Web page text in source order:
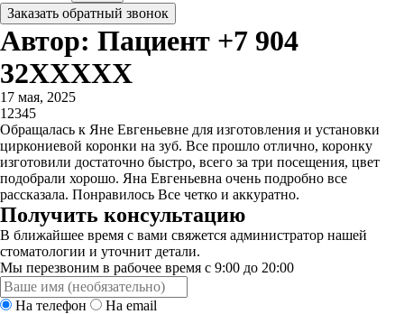
Заказать обратный звонок
Автор: Пациент +7 904
32XXXXX
17 мая, 2025
1 2345
Обращалась к Яне Евгеньевне для изготовления и установки
циркониевой коронки​ на зуб. Все прошло отлично, коронку
изготовили достаточно быстро, всего за три посещения, цвет
подобрали хорошо. Яна Евгеньевна очень подробно все
рассказала. Понравилось Все четко и аккуратно.
Получить консультацию
В ближайшее время с вами свяжется администратор нашей
стоматологии и уточнит детали.
Мы перезвоним в рабочее время с 9:00 до 20:00
На телефон На email